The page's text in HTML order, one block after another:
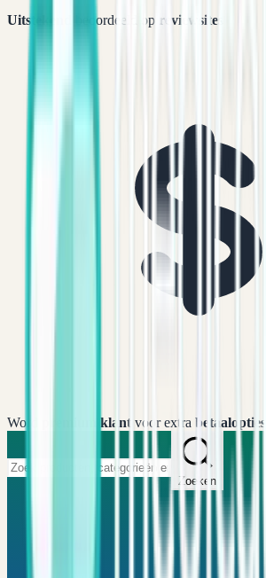
Uitstekend beoordeeld op reviewsites
Word premium klant voor extra betaalopties
Zoeken